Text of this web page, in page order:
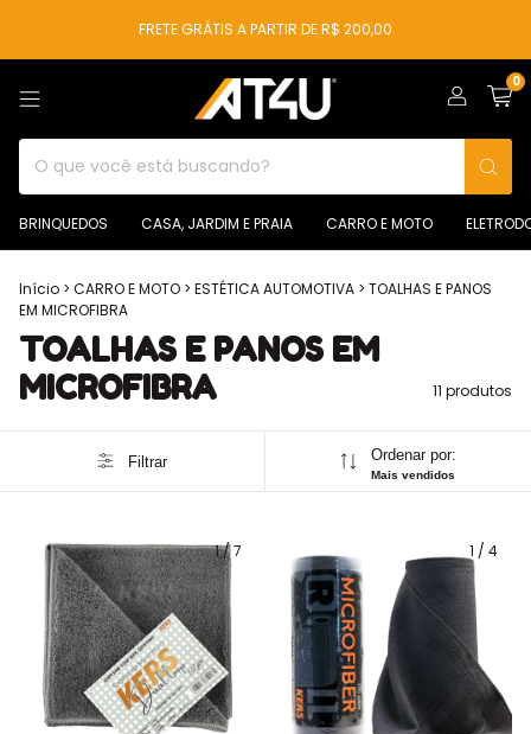
FRETE GRÁTIS A PARTIR DE R$ 200,00
0
BRINQUEDOS CASA, JARDIM E PRAIA CARRO E MOTO
Início > CARRO E MOTO > ESTÉTICA AUTOMOTIVA > TOALHAS E PANOS
EM MICROFIBRA
TOALHAS E PANOS EM
MICROFIBRA
11 produtos
Filtrar Ordenar por:
Mais vendidos
1/7 1 / 4